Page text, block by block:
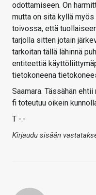
odottamiseen. On
mutta on sitä kyllä myös
toivossa, että
tarjolla sitten jotain
tarkoitan tällä lähinnä
entiteettiä
tietokoneena
Saamara. Tässähän
fi toteutuu oikein
T -.-
Kirjaudu sisään